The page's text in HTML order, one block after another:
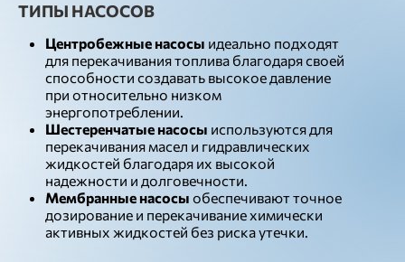
ТИПЫ НАСОСОВ
Центробежные насосы идеально подходят
для перекачивания топлива благодаря своей
способности создавать высокое давление
при относительно низком
энергопотреблении.
Шестеренчатые насосы используются для
перекачивания масел и гидравлических
жидкостей благодаря их высокой
надежности и долговечности.
Мембранные насосы обеспечивают точное
дозирование и перекачивание химически
активных жидкостей без риска утечки.